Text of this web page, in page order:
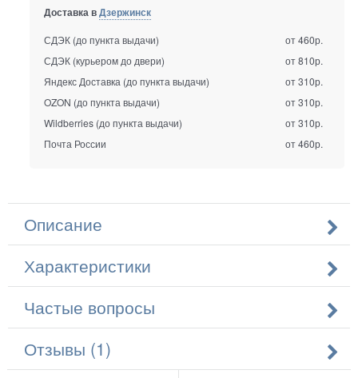
Доставка вДзержинск
СДЭК (до пункта выдачи)
от 460р.
СДЭК (курьером до двери)
от 810р.
Яндекс Доставка (до пункта выдачи)
от 310р.
OZON (до пункта выдачи)
от 310р.
Wildberries (до пункта выдачи)
от 310р.
Почта России
от 460р.
Описание
Характеристики
Частые вопросы
Отзывы (1)